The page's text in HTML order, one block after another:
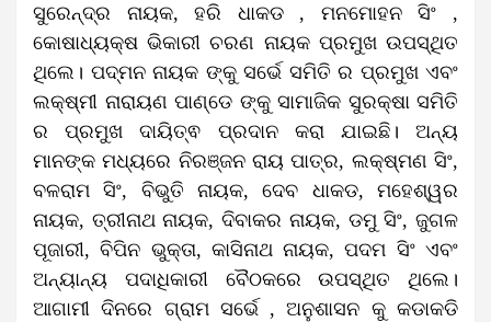
ସୁରେନ୍ଦ୍ର ନାୟକ, ହରି ଧାକଡ , ମନମୋହନ ସିଂ ,
କୋଷାଧ୍ୟକ୍ଷ ଭିକାରୀ ଚରଣ ନାୟକ ପ୍ରମୁଖ ଉପସ୍ଥିତ
ଥିଲେ। ପଦ୍ମନ ନାୟକ ଙ୍କୁ ସର୍ଭେ ସମିତି ର ପ୍ରମୁଖ ଏବଂ
ଲକ୍ଷ୍ମୀ ନାରାୟଣ ପାଣ୍ଡେ ଙ୍କୁ ସାମାଜିକ ସୁରକ୍ଷା ସମିତି
ର ପ୍ରମୁଖ ଦାୟିତ୍ଵ ପ୍ରଦାନ କରା ଯାଇଛି। ଅନ୍ୟ
ମାନଙ୍କ ମଧ୍ୟରେ ନିରଞ୍ଜନ ରାୟ ପାତ୍ର, ଲକ୍ଷ୍ମଣ ସିଂ,
ବଳରାମ ସିଂ, ବିଭୁତି ନାୟକ, ଦେବ ଧାକଡ, ମହେଶ୍ୱର
ନାୟକ, ତ୍ରୀନାଥ ନାୟକ, ଦିବାକର ନାୟକ, ଡମୁ ସିଂ, ଜୁଗଳ
ପୂଜାରୀ, ବିପିନ ଭୁକ୍ତା, କାସିନାଥ ନାୟକ, ପଦମ ସିଂ ଏବଂ
ଅନ୍ୟାନ୍ୟ ପଦାଧିକାରୀ ବୈଠକରେ ଉପସ୍ଥିତ ଥିଲେ।
ଆଗାମୀ ଦିନରେ ଗ୍ରାମ ସର୍ଭେ , ଅନୁଶାସନ କୁ କଡାକଡି